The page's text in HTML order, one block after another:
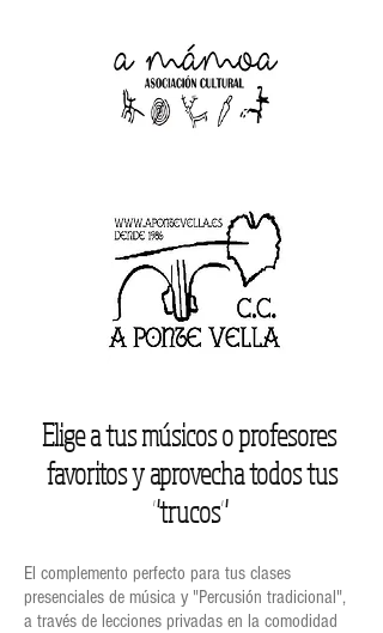
Elige a tus músicos o profesores
favoritos y aprovecha todos tus
"trucos"
El complemento perfecto para tus clases
presenciales de música y "Percusión tradicional",
a través de lecciones privadas en la comodidad